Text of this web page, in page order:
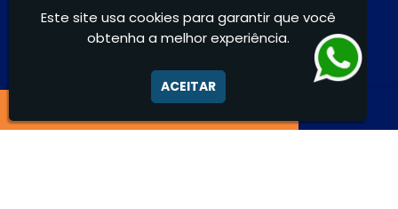
Aspecto Comunicação Visual Ltda -
Este site usa cookies para garantir que você
obtenha a melhor experiência.
ACEITAR